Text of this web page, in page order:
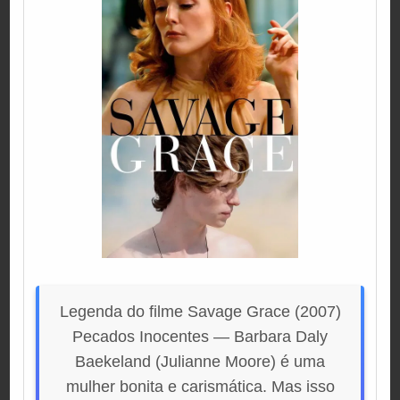
Legenda do filme Savage Grace (2007)
Pecados Inocentes — Barbara Daly
Baekeland (Julianne Moore) é uma
mulher bonita e carismática. Mas isso